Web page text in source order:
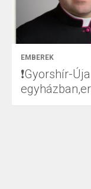
EMBEREK
❗Gyorshír-